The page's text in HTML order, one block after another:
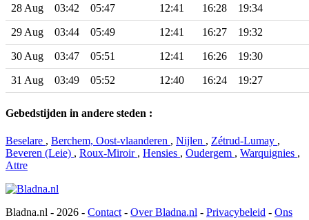
28 Aug 03:42 05:47 12:41 16:28 19:34
29 Aug 03:44 05:49 12:41 16:27 19:32
30 Aug 03:47 05:51 12:41 16:26 19:30
31 Aug 03:49 05:52 12:40 16:24 19:27
Gebedstijden in andere steden :
Beselare , Berchem, Oost-vlaanderen , Nijlen , Zétrud-Lumay ,
Beveren (Leie) , Roux-Miroir , Hensies , Oudergem , Warquignies ,
Attre
Bladna.nl - 2026 - Contact - Over Bladna.nl - Privacybeleid - Ons